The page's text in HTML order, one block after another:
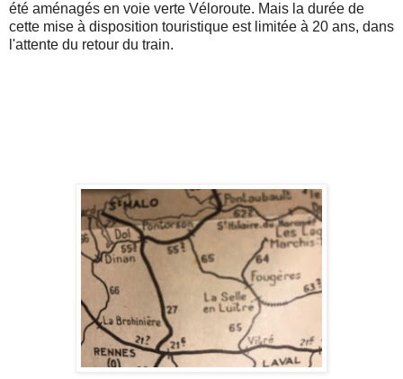
été aménagés en voie verte Véloroute. Mais la durée de
cette mise à disposition touristique est limitée à 20 ans, dans
l'attente du retour du train.